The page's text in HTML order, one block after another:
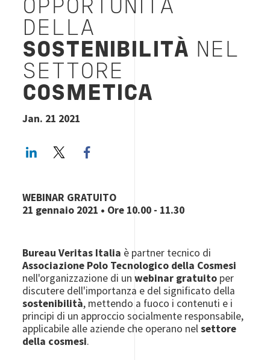
OPPORTUNITÀ
DELLA
SOSTENIBILITÀ NEL
SETTORE
COSMETICA
Jan. 21 2021
LinkedInTwitter
WEBINAR GRATUITO
21 gennaio 2021 • Ore 10.00 - 11.30
Bureau Veritas Italia è partner tecnico di
Associazione Polo Tecnologico della Cosmesi
nell'organizzazione di unwebinar gratuito per
discutere dell'importanza e del significato della
sostenibilità, mettendo a fuoco i contenuti e i
principi di un approccio socialmente responsabile,
applicabile alle aziende che operano nelsettore
della cosmesi.